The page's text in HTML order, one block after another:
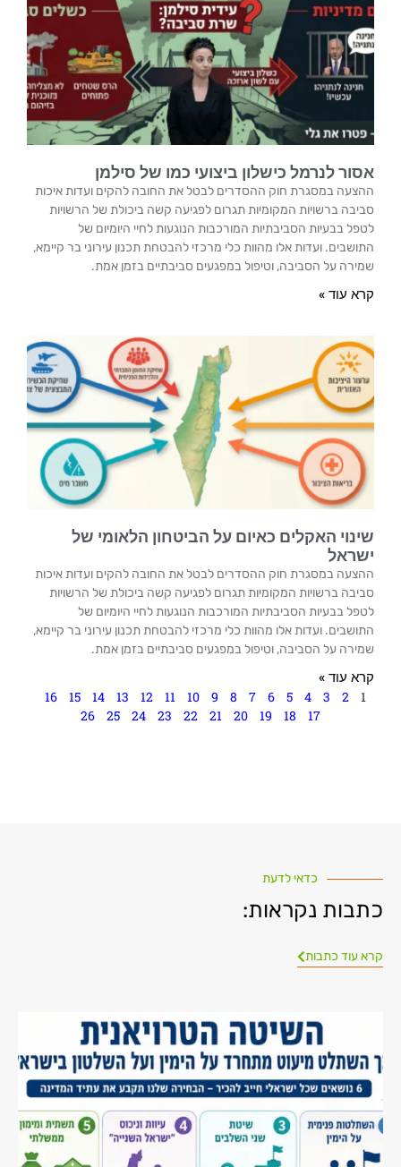
אסור לנרמל כישלון ביצועי כמו של סילמן
ההצעה במסגרת חוק ההסדרים לבטל את החובה להקים ועדות איכות
סביבה ברשויות המקומיות תגרום לפגיעה קשה ביכולת של הרשויות
לטפל בבעיות הסביבתיות המורכבות הנוגעות לחיי היומיום של
התושבים. ועדות אלו מהוות כלי מרכזי להבטחת תכנון עירוני בר קיימא,
שמירה על הסביבה, וטיפול במפגעים סביבתיים בזמן אמת.
קרא עוד »
שינוי האקלים כאיום על הביטחון הלאומי של
ישראל
ההצעה במסגרת חוק ההסדרים לבטל את החובה להקים ועדות איכות
סביבה ברשויות המקומיות תגרום לפגיעה קשה ביכולת של הרשויות
לטפל בבעיות הסביבתיות המורכבות הנוגעות לחיי היומיום של
התושבים. ועדות אלו מהוות כלי מרכזי להבטחת תכנון עירוני בר קיימא,
שמירה על הסביבה, וטיפול במפגעים סביבתיים בזמן אמת.
קרא עוד »
1
2
3
4
5
6
7
8
9
10
11
12
13
14
15
16
17
18
19
20
21
22
23
24
25
26
כדאי לדעת
כתבות נקראות:
קרא עוד כתבות